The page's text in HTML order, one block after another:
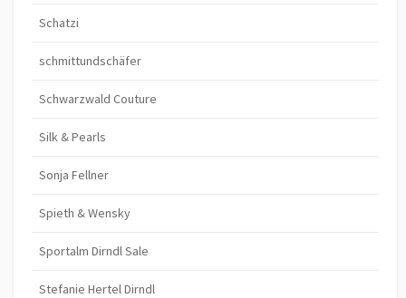
Schatzi
schmittundschäfer
Schwarzwald Couture
Silk & Pearls
Sonja Fellner
Spieth & Wensky
Sportalm Dirndl Sale
Stefanie Hertel Dirndl